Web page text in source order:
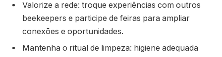
Valorize a rede: troque experiências com outros
beekeepers e participe de feiras para ampliar
conexões e oportunidades.
Mantenha o ritual de limpeza: higiene adequada